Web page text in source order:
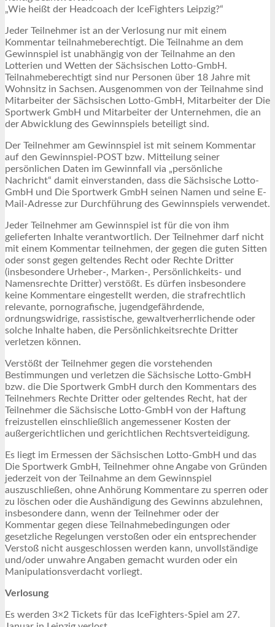
„Wie heißt der Headcoach der IceFighters Leipzig?“
Jeder Teilnehmer ist an der Verlosung nur mit einem
Kommentar teilnahmeberechtigt. Die Teilnahme an dem
Gewinnspiel ist unabhängig von der Teilnahme an den
Lotterien und Wetten der Sächsischen Lotto-GmbH.
Teilnahmeberechtigt sind nur Personen über 18 Jahre mit
Wohnsitz in Sachsen. Ausgenommen von der Teilnahme sind
Mitarbeiter der Sächsischen Lotto-GmbH, Mitarbeiter der Die
Sportwerk GmbH und Mitarbeiter der Unternehmen, die an
der Abwicklung des Gewinnspiels beteiligt sind.
Der Teilnehmer am Gewinnspiel ist mit seinem Kommentar
auf den Gewinnspiel-POST bzw. Mitteilung seiner
persönlichen Daten im Gewinnfall via „persönliche
Nachricht“ damit einverstanden, dass die Sächsische Lotto-
GmbH und Die Sportwerk GmbH seinen Namen und seine E-
Mail-Adresse zur Durchführung des Gewinnspiels verwendet.
Jeder Teilnehmer am Gewinnspiel ist für die von ihm
gelieferten Inhalte verantwortlich. Der Teilnehmer darf nicht
mit einem Kommentar teilnehmen, der gegen die guten Sitten
oder sonst gegen geltendes Recht oder Rechte Dritter
(insbesondere Urheber-, Marken-, Persönlichkeits- und
Namensrechte Dritter) verstößt. Es dürfen insbesondere
keine Kommentare eingestellt werden, die strafrechtlich
relevante, pornografische, jugendgefährdende,
ordnungswidrige, rassistische, gewaltverherrlichende oder
solche Inhalte haben, die Persönlichkeitsrechte Dritter
verletzen können.
Verstößt der Teilnehmer gegen die vorstehenden
Bestimmungen und verletzen die Sächsische Lotto-GmbH
bzw. die Die Sportwerk GmbH durch den Kommentars des
Teilnehmers Rechte Dritter oder geltendes Recht, hat der
Teilnehmer die Sächsische Lotto-GmbH von der Haftung
freizustellen einschließlich angemessener Kosten der
außergerichtlichen und gerichtlichen Rechtsverteidigung.
Es liegt im Ermessen der Sächsischen Lotto-GmbH und das
Die Sportwerk GmbH, Teilnehmer ohne Angabe von Gründen
jederzeit von der Teilnahme an dem Gewinnspiel
auszuschließen, ohne Anhörung Kommentare zu sperren oder
zu löschen oder die Aushändigung des Gewinns abzulehnen,
insbesondere dann, wenn der Teilnehmer oder der
Kommentar gegen diese Teilnahmebedingungen oder
gesetzliche Regelungen verstoßen oder ein entsprechender
Verstoß nicht ausgeschlossen werden kann, unvollständige
und/oder unwahre Angaben gemacht wurden oder ein
Manipulationsverdacht vorliegt.
Verlosung
Es werden 3×2 Tickets für das IceFighters-Spiel am 27.